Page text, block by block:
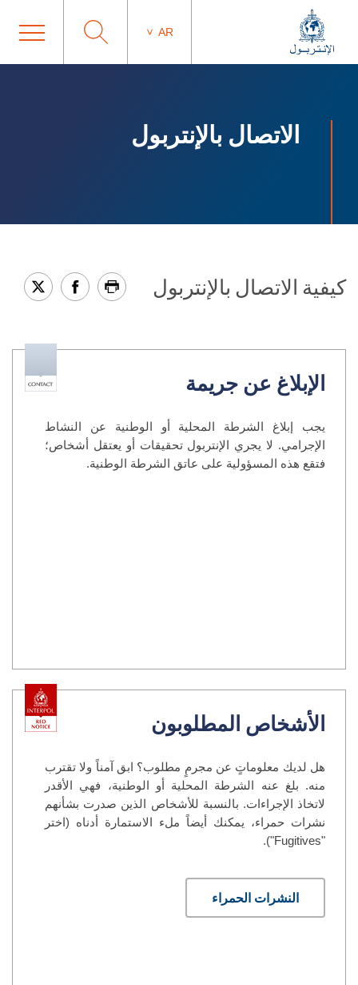
AR
الاتصال بالإنتربول
كيفية الاتصال بالإنتربول
الإبلاغ عن جريمة
يجب إبلاغ الشرطة المحلية أو الوطنية عن النشاط
الإجرامي. لا يجري الإنتربول تحقيقات أو يعتقل أشخاص؛
فتقع هذه المسؤولية على عاتق الشرطة الوطنية.
الأشخاص المطلوبون
هل لديك معلوماتٍ عن مجرمٍ مطلوب؟ ابق آمناً ولا تقترب
منه. بلغ عنه الشرطة المحلية أو الوطنية، فهي الأقدر
لاتخاذ الإجراءات. بالنسبة للأشخاص الذين صدرت بشأنهم
نشرات حمراء، يمكنك أيضاً ملء الاستمارة أدناه (اختر
"Fugitives").
النشرات الحمراء